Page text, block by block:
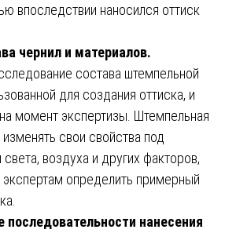
впоследствии наносился оттиск
чернил и материалов.
состава штемпельной
для создания оттиска, и
момент экспертизы. Штемпельная
свои свойства под
воздуха и других факторов,
экспертам определить примерный
последовательности нанесения